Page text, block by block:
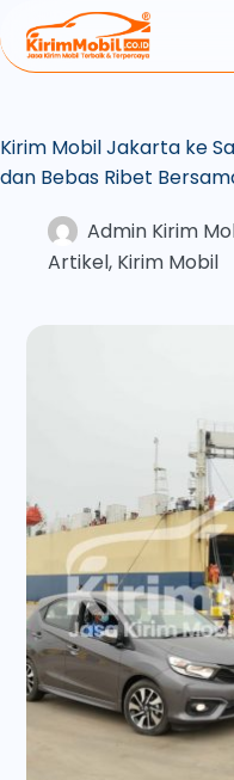
Kirim Mobil Jakarta ke
dan Bebas Ribet
Admin Kirim
Artikel, Kirim Mobil